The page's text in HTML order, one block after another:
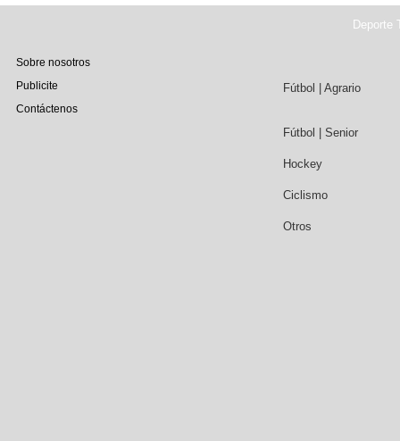
Deporte
Sobre nosotros
Publicite
Contáctenos
Fútbol | Agrario
Fútbol | Senior
Hockey
Ciclismo
Otros